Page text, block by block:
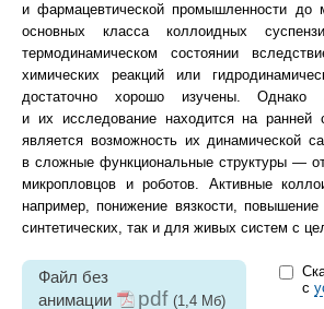
и фармацевтической промышленности до
основных класса коллоидных
термодинамическом состоянии
химических реакций или
достаточно хорошо изучены.
и их исследование находится на ранней
является возможность их динамической
в сложные функциональные структуры —
микропловцов и роботов. Активные
например, понижение вязкости,
синтетических, так и для живых систем с
Файл без
анимации
pdf (1,4 Мб)
с